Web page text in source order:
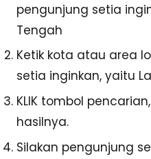
pengunjung setia
Tengah
Ketik kota atau area
setia inginkan, yaitu
KLIK tombol
hasilnya.
Silakan pengunjung